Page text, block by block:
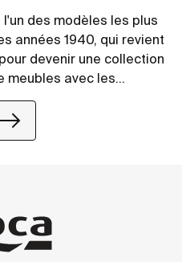
des modèles les plus
années 1940, qui revient
devenir une collection
meubles avec les